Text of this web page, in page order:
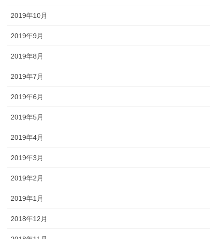
2019年10月
2019年9月
2019年8月
2019年7月
2019年6月
2019年5月
2019年4月
2019年3月
2019年2月
2019年1月
2018年12月